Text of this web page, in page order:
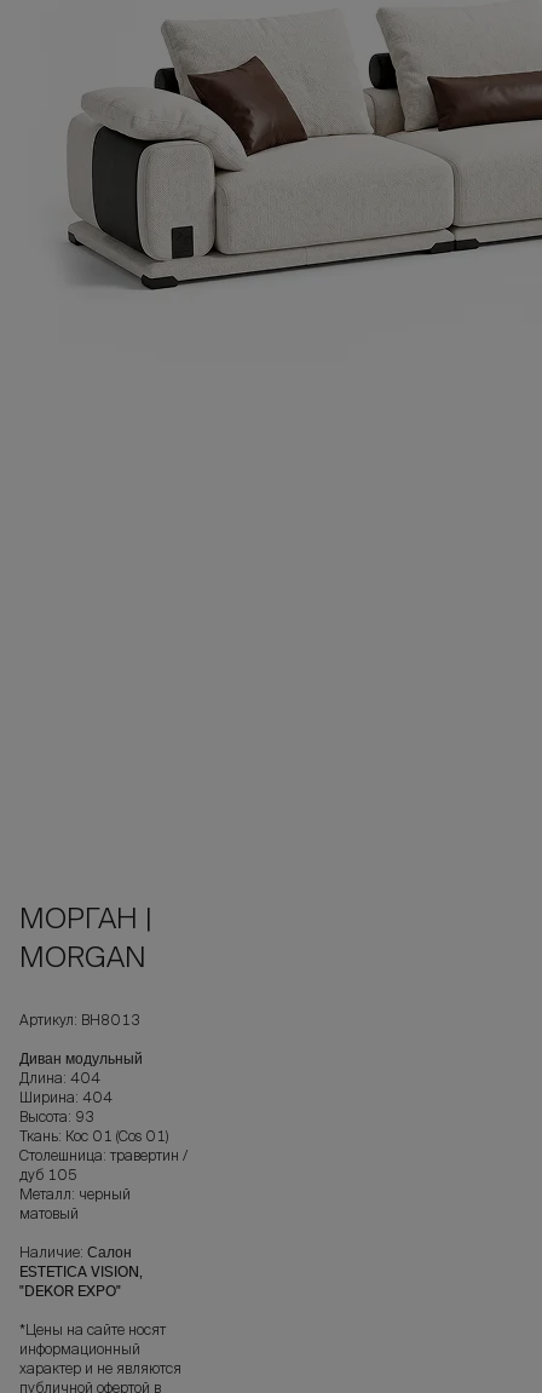
МОРГАН |
MORGAN
Артикул: ВН8013
Диван модульный
Длина: 404
Ширина: 404
Высота: 93
Ткань: Кос 01 (Cos 01)
Столешница: травертин /
дуб 105
Металл: черный
матовый
Наличие: Салон
ESTETICA VISION,
"DEKOR EXPO"
*Цены на сайте носят
информационный
характер и не являются
публичной офертой в